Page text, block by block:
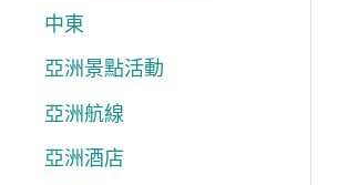
中東
亞洲景點活動
亞洲航線
亞洲酒店